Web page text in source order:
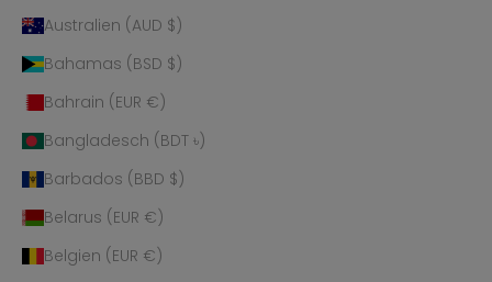
Australien (AUD $)
Bahamas (BSD $)
Bahrain (EUR €)
Bangladesch (BDT ৳)
Barbados (BBD $)
Belarus (EUR €)
Belgien (EUR €)